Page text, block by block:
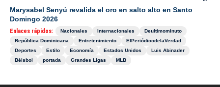
Marysabel Senyú revalida el oro en salto alto en Santo
Domingo 2026
Enlaces rápidos: Nacionales Internacionales
Deultimominuto
República Dominicana
Entretenimiento
ElPeriódicodelaVerdad
Deportes
Estilo Economía Estados Unidos
Luis Abinader
Béisbol
portada Grandes Ligas MLB